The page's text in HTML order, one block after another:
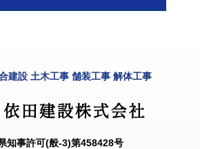
建設 土木工事 舗装工事 解体工事
知事許可(般-3)第458428号